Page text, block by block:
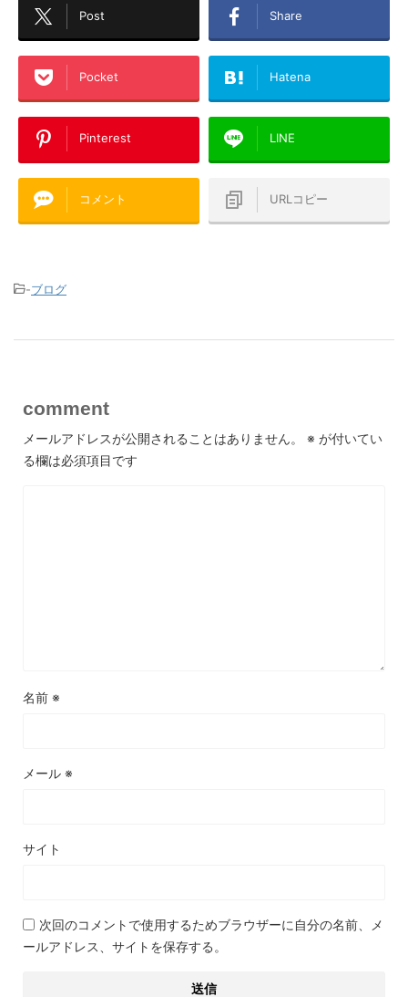
Post Share
Pocket Hatena
Pinterest LINE
コメント URLコピー
-ブログ
comment
メールアドレスが公開されることはありません。 ※ が付いてい
る欄は必須項目です
名前 ※
メール ※
サイト
次回のコメントで使用するためブラウザーに自分の名前、メ
ールアドレス、サイトを保存する。